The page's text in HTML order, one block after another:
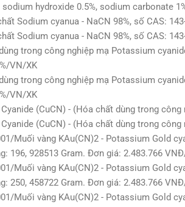
sodium hydroxide 0.5%, sodium carbonate
Sodium cyanua - NaCN 98%, số CAS:
Sodium cyanua - NaCN 98%, số CAS:
trong công nghiệp mạ Potassium
VN/XK
trong công nghiệp mạ Potassium
VN/XK
(CuCN) - (Hóa chất dùng trong công
(CuCN) - (Hóa chất dùng trong công
Muối vàng KAu(CN)2 - Potassium Gold
196, 928513 Gram. Đơn giá: 2.483.766
Muối vàng KAu(CN)2 - Potassium Gold
250, 458722 Gram. Đơn giá: 2.483.766
Muối vàng KAu(CN)2 - Potassium Gold